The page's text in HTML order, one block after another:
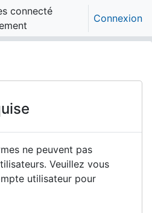
connecté
Connexion
ne peuvent pas
Veuillez vous
utilisateur pour